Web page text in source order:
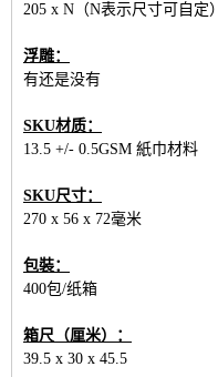
205 x N（N表示尺寸可自定）
浮雕：
有还是没有
SKU材质：
13.5 +/- 0.5GSM 紙巾材料
SKU尺寸：
270 x 56 x 72毫米
包裝：
400包/纸箱
箱尺（厘米）：
39.5 x 30 x 45.5